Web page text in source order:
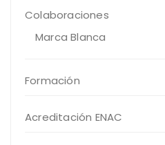
Colaboraciones
Marca Blanca
Formación
Acreditación ENAC